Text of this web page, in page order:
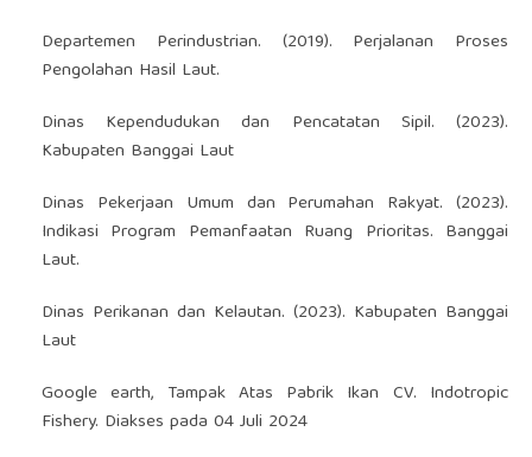
Departemen Perindustrian. (2019). Perjalanan Proses
Pengolahan Hasil Laut.
Dinas Kependudukan dan Pencatatan Sipil. (2023).
Kabupaten Banggai Laut
Dinas Pekerjaan Umum dan Perumahan Rakyat. (2023).
Indikasi Program Pemanfaatan Ruang Prioritas. Banggai
Laut.
Dinas Perikanan dan Kelautan. (2023). Kabupaten Banggai
Laut
Google earth, Tampak Atas Pabrik Ikan CV. Indotropic
Fishery. Diakses pada 04 Juli 2024